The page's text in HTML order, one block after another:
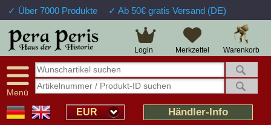
✓ Über 7000 Produkte ✓ Ab 50€ gratis Versand (DE)
Warenkorb
Merkzettel
Login
Menü
EUR Händler-Info
Große Auswahl
Verfügbarkeitsanzeige
Sendungsverfolgung
Intelligente Navigation
Freundlicher Service
14 Tage Widerrufsrecht
Über 25 Jahre Erfahrung
Schnelle Rücküberweisung
Kulant bei Retouren
Prof. Auftragsabwicklung
Übersicht Mittelalter-Produkte